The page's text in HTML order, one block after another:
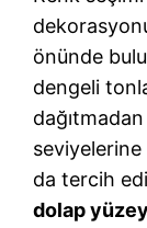
önünde
dengeli
seviyelerine
da tercih
dolap